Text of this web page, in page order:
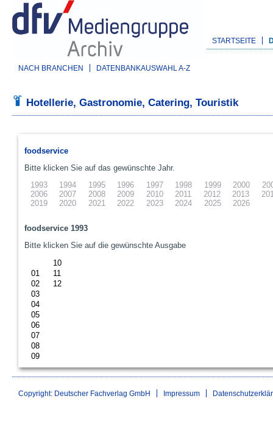
STARTSEITE
NACH BRANCHEN DATENBANKAUSWAHL A-Z
Hotellerie, Gastronomie, Catering, Touristik
foodservice
Bitte klicken Sie auf das gewünschte Jahr.
1993
1994 1995 1996 1997 1998 1999 2000
2006
2007 2008 2009 2010 2011 2012 2013
2019
2020 2021 2022 2023 2024 2025 2026
foodservice 1993
Bitte klicken Sie auf die gewünschte Ausgabe
10
01
11
02
12
03
04
05
06
07
08
09
Copyright: Deutscher Fachverlag GmbH Impressum